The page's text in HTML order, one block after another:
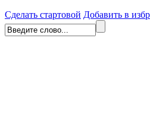
Сделать стартовой Добавить в